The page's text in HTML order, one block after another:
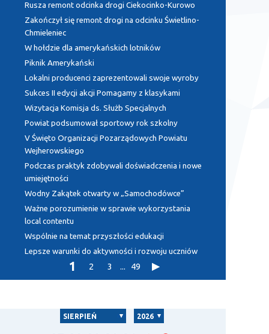
Rusza remont odcinka drogi Ciekocinko-Kurowo
Zakończył się remont drogi na odcinku Świetlino-
Chmieleniec
W hołdzie dla amerykańskich lotników
Piknik Amerykański
Lokalni producenci zaprezentowali swoje wyroby
Sukces II edycji akcji Pomagamy z klasykami
Wizytacja Komisja ds. Służb Specjalnych
Powiat podsumował sportowy rok szkolny
V Święto Organizacji Pozarządowych Powiatu
Wejherowskiego
Podczas praktyk zdobywali doświadczenia i nowe
umiejętności
Wodny Zakątek otwarty w „Samochodówce”
Ważne porozumienie w sprawie wykorzystania
local contentu
Wspólnie na temat przyszłości edukacji
Lepsze warunki do aktywności i rozwoju uczniów
1 2 3 ... 49
SIERPIEŃ 2026